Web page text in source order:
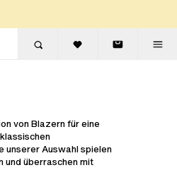
von Blazern für eine
unserer Auswahl spielen
überraschen mit